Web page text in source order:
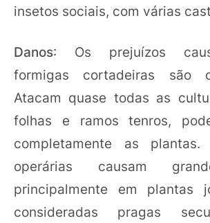
insetos sociais, com várias
Danos: Os prejuízos
formigas cortadeiras são
Atacam quase todas as
folhas e ramos tenros,
completamente as
operárias causam
principalmente em plantas
consideradas pragas